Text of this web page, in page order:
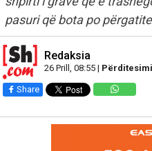
pasuri që bota po
Redaksia
26 Prill, 08:55 |
Share